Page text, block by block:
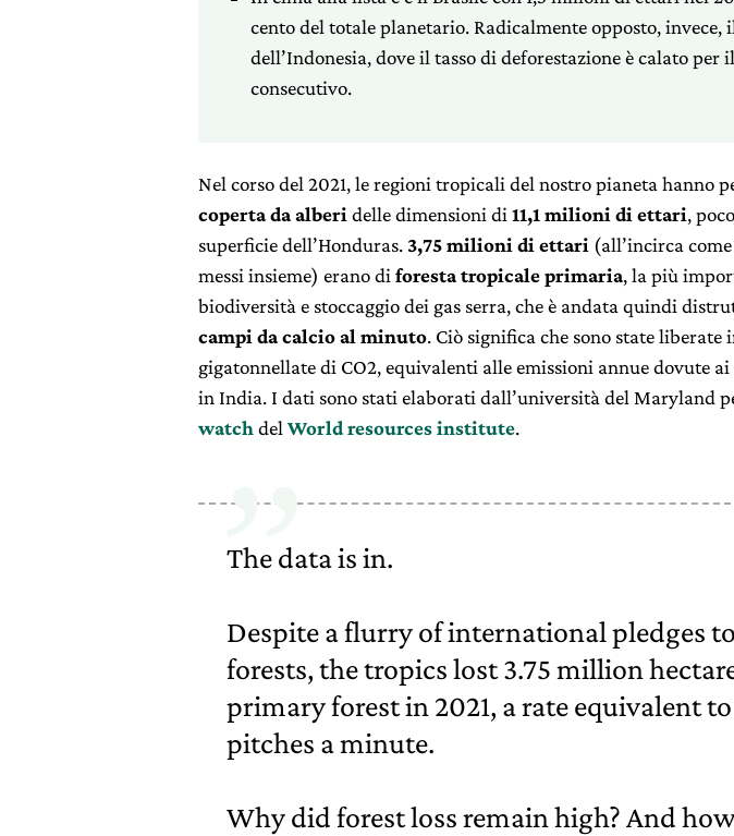
cento del totale planetario. Radicalmente opposto, invece,
dell’Indonesia, dove il tasso di deforestazione è calato per
consecutivo.
Nel corso del 2021, le regioni tropicali del nostro pianeta hanno
coperta da alberi delle dimensioni di 11,1 milioni di ettari,
superficie dell’Honduras.3,75 milioni di ettari (all’incirca
messi insieme) erano di foresta tropicale primaria, la più
biodiversità e stoccaggio dei gas serra, che è andata quindi
campi da calcio al minuto. Ciò significa che sono state liberate
gigatonnellate di CO2, equivalenti alle emissioni annue dovute
in India. I dati sono stati elaborati dall’università del Maryland
watch del World resources institute.
The data is in.
Despite a flurry of international pledges
forests, the tropics lost 3.75 million
primary forest in 2021, a rate equivalent
pitches a minute.
Why did forest loss remain high? And